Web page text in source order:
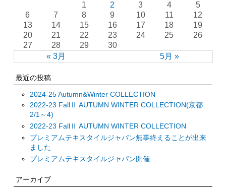
« 3月 5月 »
1 2 3 4
5
6
7 8 9 10 11
12
13
14 15 16 17 18
19
20
21 22 23 24 25
26
27
28 29 30
最近の投稿
2024-25 Autumn&Winter COLLECTION
2022-23 FallⅡ AUTUMN WINTER COLLECTION(京都
2/1～4)
2022-23 FallⅡ AUTUMN WINTER COLLECTION
プレミアムテキスタイルジャパン無事終えることが出来
ました
プレミアムテキスタイルジャパン開催
アーカイブ